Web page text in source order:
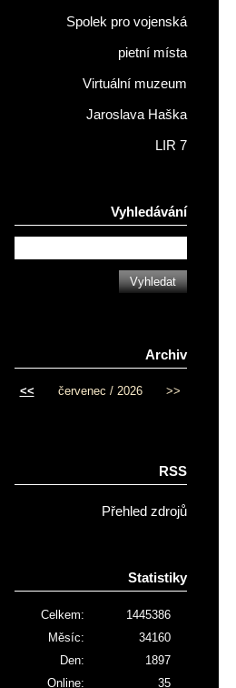
Spolek pro vojenská
pietní místa
Virtuální muzeum
Jaroslava Haška
LIR 7
Vyhledávání
Archiv
<< červenec / 2026 >>
RSS
Přehled zdrojů
Statistiky
Online: 35
Celkem:
1445386
Měsíc:
34160
Den:
1897